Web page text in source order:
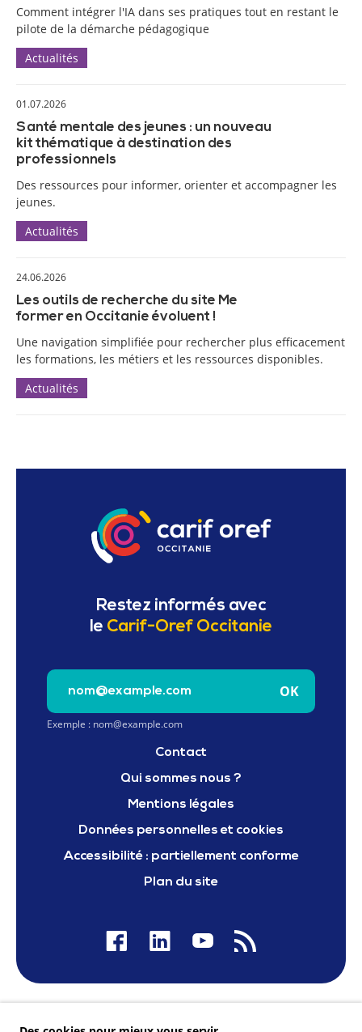
Comment intégrer l'IA dans ses pratiques tout en restant le
pilote de la démarche pédagogique
Actualités
01.07.2026
Santé mentale des jeunes : un nouveau
kit thématique à destination des
professionnels
Des ressources pour informer, orienter et accompagner les
jeunes.
Actualités
24.06.2026
Les outils de recherche du site Me
former en Occitanie évoluent !
Une navigation simplifiée pour rechercher plus efficacement
les formations, les métiers et les ressources disponibles.
Actualités
Restez informés avec
le Carif-Oref Occitanie
Saisissez votre e-mail pour vous inscrire à la
Exemple : nom@example.com
OK
Contact
Qui sommes nous ?
Mentions légales
Données personnelles et cookies
Accessibilité : partiellement conforme
Plan du site